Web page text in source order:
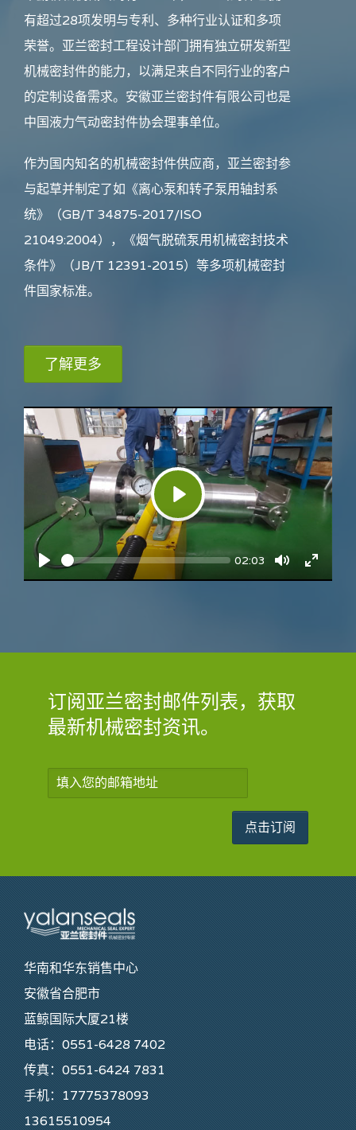
有超过28项发明与专利、多种行业认证和多项
荣誉。亚兰密封工程设计部门拥有独立研发新型
机械密封件的能力，以满足来自不同行业的客户
的定制设备需求。安徽亚兰密封件有限公司也是
中国液力气动密封件协会理事单位。
作为国内知名的机械密封件供应商，亚兰密封参
与起草并制定了如《离心泵和转子泵用轴封系
统》（GB/T 34875-2017/ISO
21049:2004），《烟气脱硫泵用机械密封技术
条件》（JB/T 12391-2015）等多项机械密封
件国家标准。
了解更多
Play
Play
Seek Current
02:03
ToggleToggle
订阅亚兰密封邮件列表，获取
最新机械密封资讯。
华南和华东销售中心
安徽省合肥市
蓝鲸国际大厦21楼
电话：0551-6428 7402
传真：0551-6424 7831
手机：17775378093
13615510954